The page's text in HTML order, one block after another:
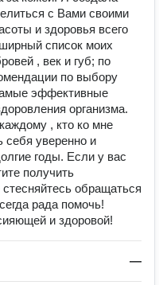
с Вами своими
и здоровья всего
список моих
, век и губ; по
по выбору
эффективные
организма.
, кто ко мне
себя уверенно и
годы. Если у вас
получить
обращаться
рада помочь!
и здоровой!
—